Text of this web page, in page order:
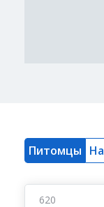
Питомцы
620